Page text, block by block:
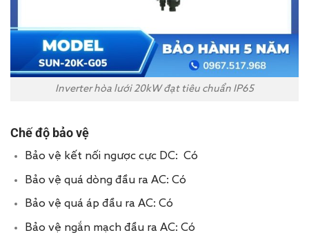
Inverter hòa lưới 20kW đạt tiêu chuẩn IP65
Chế độ bảo vệ
Bảo vệ kết nối ngược cực DC: Có
Bảo vệ quá dòng đầu ra AC: Có
Bảo vệ quá áp đầu ra AC: Có
Bảo vệ ngắn mạch đầu ra AC: Có